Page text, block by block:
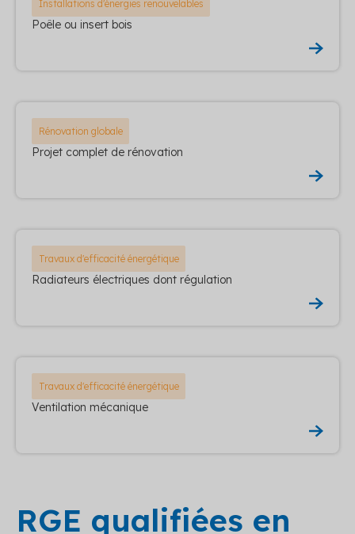
Installations d'énergies renouvelables
Poêle ou insert bois
Rénovation globale
Projet complet de rénovation
Travaux d'efficacité énergétique
Radiateurs électriques dont régulation
Travaux d'efficacité énergétique
Ventilation mécanique
RGE qualifiées en